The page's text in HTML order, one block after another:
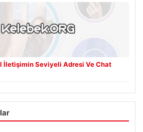
İletişimin Seviyeli Adresi Ve Chat